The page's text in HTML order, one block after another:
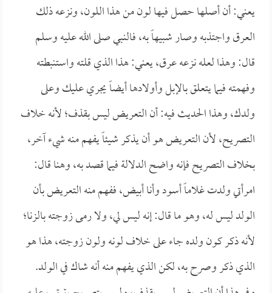
يعني: أن أصلها حصل فيها لون من هذا اللون، ونزعه ذلك
العرق واجتذبه وصار شبيهاً به، فالنبي صلى الله عليه وسلم
قال: وهذا لعله نزعه عرق، يعني: هذا الذي قلته واستنبطته
وفهمته فيما يتعلق بالإبل وأولادها أيضاً يجري عليك وعلى
ولدك، وهذا الحديث فيه: أن التعريض ليس بقذف؛ لأنه خلاف
التصريح، لأن التعريض هو أن يذكر شيئاً يفهم منه شيء آخر،
بخلاف التصريح فإنه واضح الدلالة فيما قصد به، وهنا قال:
امرأتي ولدت غلاماً أسود وأنا أبيض، ففهم منه التعريض بأن
الولد ليس له، وهو ما قال: إنه ليس لي، ولا رمى زوجته بالزنا؛
لأنه ذكر كون ولده جاء على خلاف لونه ولون زوجته، هذا هو
الذي ذكر وصرح به، لكن الذي يفهم منه أنه شاك في الولد.